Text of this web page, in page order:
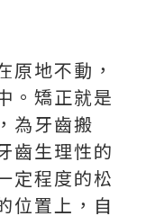
原地不動，
。矯正就是
為牙齒搬
齒生理性的
定程度的松
位置上，自